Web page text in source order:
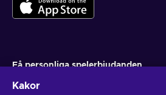
Få personliga spelerbjudanden
Kakor